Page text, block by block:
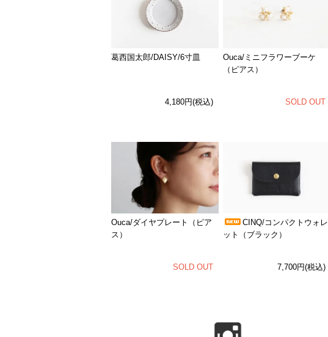
葛西国太郎/DAISY/6寸皿
4,180円(税込)
Ouca/ミニフラワーブーケ
（ピアス）
SOLD OUT
Ouca/ダイヤプレート（ピア
ス）
SOLD OUT
CINQ/コンパクトウォレ
ット（ブラック）
7,700円(税込)